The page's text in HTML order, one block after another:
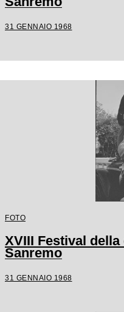
31 GENNAIO 1968
FOTO
XVIII Festival
Sanremo
31 GENNAIO 1968